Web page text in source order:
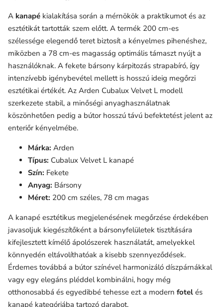
A kanapé kialakítása során a mérnökök a praktikumot és az
esztétikát tartották szem előtt. A termék 200 cm-es
szélessége elegendő teret biztosít a kényelmes pihenéshez,
miközben a 78 cm-es magasság optimális támaszt nyújt a
használóknak. A fekete bársony kárpitozás strapabíró, így
intenzívebb igénybevétel mellett is hosszú ideig megőrzi
esztétikai értékét. Az Arden Cubalux Velvet L modell
szerkezete stabil, a minőségi anyaghasználatnak
köszönhetően pedig a bútor hosszú távú befektetést jelent az
enteriőr kényelmébe.
Márka: Arden
Típus: Cubalux Velvet L kanapé
Szín: Fekete
Anyag: Bársony
Méret: 200 cm széles, 78 cm magas
A kanapé esztétikus megjelenésének megőrzése érdekében
javasoljuk kiegészítőként a bársonyfelületek tisztítására
kifejlesztett kímélő ápolószerek használatát, amelyekkel
könnyedén eltávolíthatóak a kisebb szennyeződések.
Érdemes továbbá a bútor színével harmonizáló díszpárnákkal
vagy egy elegáns pléddel kombinálni, hogy még
otthonosabbá és egyedibbé tehesse ezt a modern fotel és
kanapé kategóriába tartozó darabot.